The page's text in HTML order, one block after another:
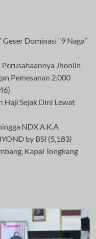
Dominasi “9 Naga”
Jhonlin
Pemesanan 2.000
Haji Sejak Dini Lewat
NDX A.K.A
by BSI (5,183)
Kapal Tongkang